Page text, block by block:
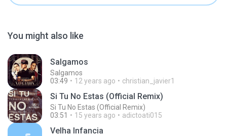
You might also like
Salgamos
Salgamos
03:49
12 years ago christian_javier1
Si Tu No Estas (Official Remix)
Si Tu No Estas (Official Remix)
03:51
15 years ago adictoati015
Velha Infancia